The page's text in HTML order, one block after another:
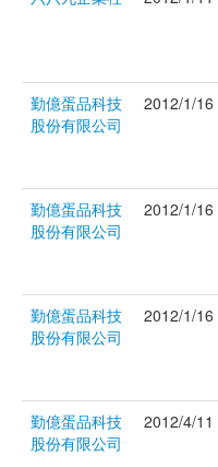
勤億蛋品科技
股份有限公司
2012/1/16
勤億蛋品科技
股份有限公司
2012/1/16
勤億蛋品科技
股份有限公司
2012/1/16
勤億蛋品科技
股份有限公司
2012/4/11